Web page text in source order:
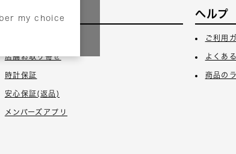
my choice
サービス
店舗お取り寄せ
時計保証
安心保証(返品)
メンバーズアプリ
ヘルプ
ご利用
よくあ
商品の